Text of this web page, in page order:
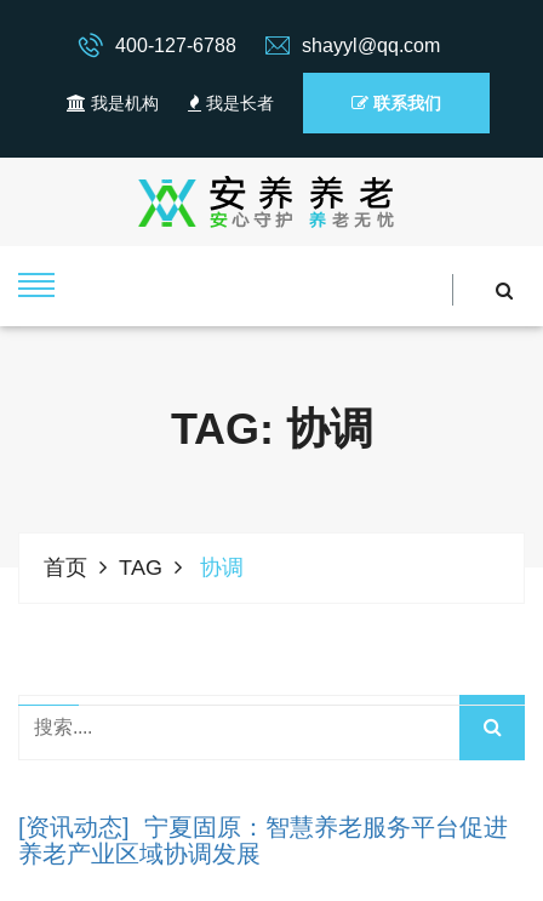
400-127-6788 shayyl@qq.com
我是机构 我是长者 联系我们
TAG: 协调
首页 TAG 协调
[资讯动态] 宁夏固原：智慧养老服务平台促进
养老产业区域协调发展